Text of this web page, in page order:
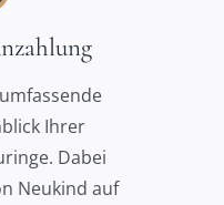
Ihrer
Dabei
Neukind auf